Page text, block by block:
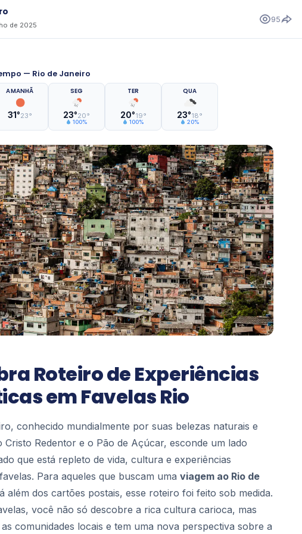
de 2025
95
— Rio de Janeiro
AMANHÃ
31°23°
SEG
23°20°
100%
TER
20°19°
100%
QUA
23°18°
20%
Roteiro de Experiências
em Favelas Rio
conhecido mundialmente por suas belezas naturais e
Cristo Redentor e o Pão de Açúcar, esconde um lado
que está repleto de vida, cultura e experiências
Para aqueles que buscam uma viagem ao Rio de
além dos cartões postais, esse roteiro foi feito sob medida.
você não só descobre a rica cultura carioca, mas
comunidades locais e tem uma nova perspectiva sobre a